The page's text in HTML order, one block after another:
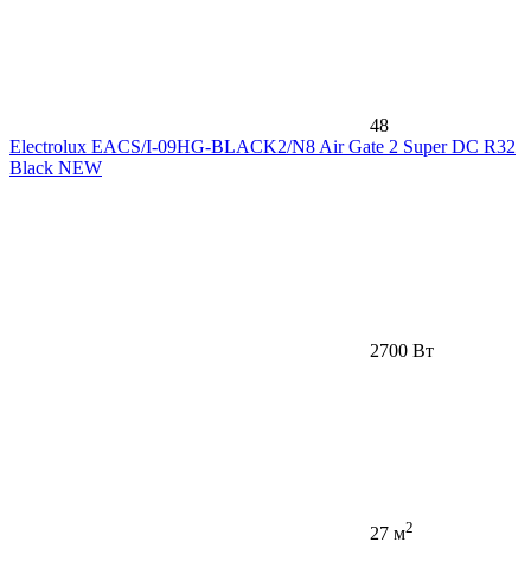
48
Electrolux EACS/I-09HG-BLACK2/N8 Air Gate 2 Super DC R32
Black NEW
2700 Вт
27 м2